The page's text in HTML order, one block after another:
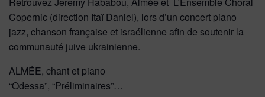
Copernic (direction Itaï Daniel), lors d’un concert piano
jazz, chanson française et israélienne afin de soutenir la
communauté juive ukrainienne.
ALMÉE, chant et piano
“Odessa”, “Préliminaires”…